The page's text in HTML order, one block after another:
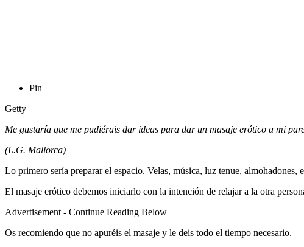
Pin
Getty
Me gustaría que me pudiérais dar ideas para dar un masaje erótico a mi
(L.G. Mallorca)
Lo primero sería preparar el espacio. Velas, música, luz tenue,
El masaje erótico debemos iniciarlo con la intención de relajar a la otra
Advertisement - Continue Reading Below
Os recomiendo que no apuréis el masaje y le deis todo el tiempo necesario.